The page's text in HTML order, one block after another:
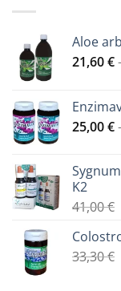
Aloe
21,60€-
25,00€-
K2
41,00€
33,30€